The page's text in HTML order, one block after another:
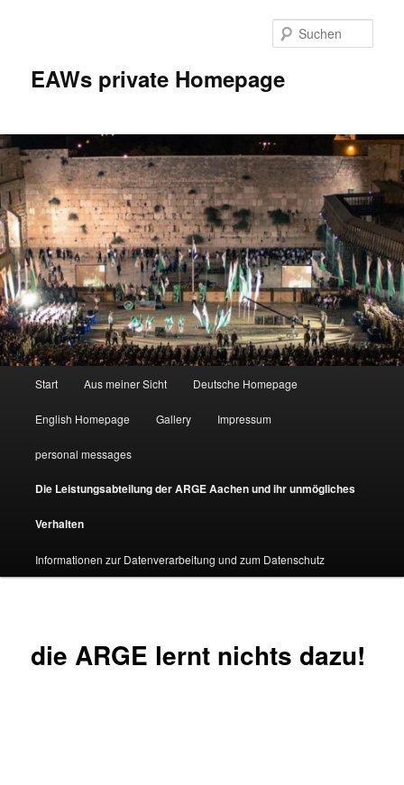
EAWs private Homepage
Start Aus meiner Sicht Deutsche Homepage
English Homepage Gallery Impressum
personal messages
Die Leistungsabteilung der ARGE Aachen und ihr unmögliches
Verhalten
Informationen zur Datenverarbeitung und zum Datenschutz
die ARGE lernt nichts dazu!